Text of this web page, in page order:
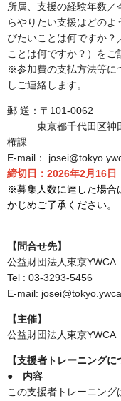
所属、支援の経験年数
らやりたい支援はどの
びたいことは何ですか？
ことは何ですか？）をご
※参加費の支払方法等に
しご連絡します。
郵 送：〒101-0062
東京都千代田区神田
権課
E-mail：
締切日：2026年2月16
※募集人数に達した場合
かじめご了承ください。
【問合せ先】
公益財団法人東京
Tel : 03-3293-5456
E-mail:
【主催】
公益財団法人東京YWCA
【支援者トレーニングに
● 内容
この支援者トレーニン